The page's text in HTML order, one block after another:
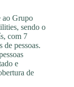
ao Grupo
sendo o
com 7
de pessoas.
e
de